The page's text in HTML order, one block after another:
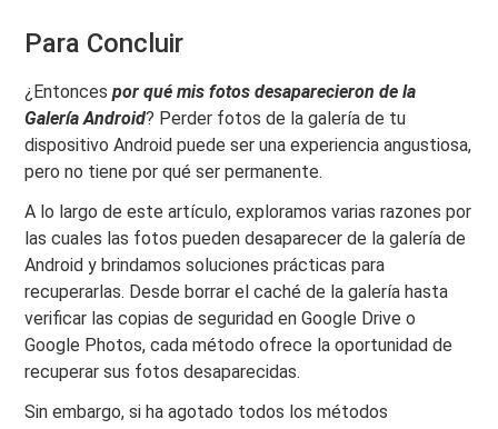
Para Concluir
¿Entoncespor qué mis fotos desaparecieron de la
Galería Android? Perder fotos de la galería de tu
dispositivo Android puede ser una experiencia angustiosa,
pero no tiene por qué ser permanente.
A lo largo de este artículo, exploramos varias razones por
las cuales las fotos pueden desaparecer de la galería de
Android y brindamos soluciones prácticas para
recuperarlas. Desde borrar el caché de la galería hasta
verificar las copias de seguridad en Google Drive o
Google Photos, cada método ofrece la oportunidad de
recuperar sus fotos desaparecidas.
Sin embargo, si ha agotado todos los métodos